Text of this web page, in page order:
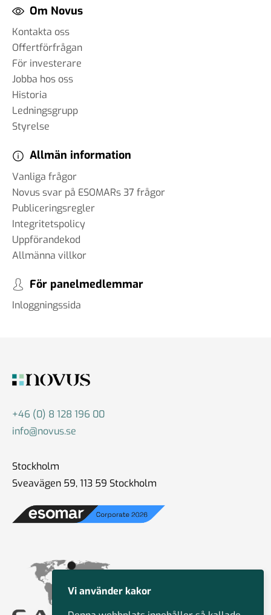
Om Novus
Kontakta oss
Offertförfrågan
För investerare
Jobba hos oss
Historia
Ledningsgrupp
Styrelse
Allmän information
Vanliga frågor
Novus svar på ESOMARs 37 frågor
Publiceringsregler
Integritetspolicy
Uppförandekod
Allmänna villkor
För panelmedlemmar
Inloggningssida
+46 (0) 8 128 196 00
info@novus.se
Stockholm
Sveavägen 59, 113 59 Stockholm
Vi använder kakor